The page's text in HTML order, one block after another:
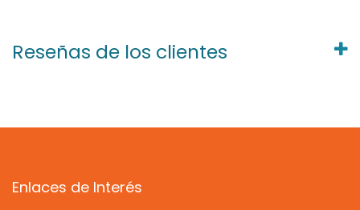
Reseñas de los clientes
Enlaces de Interés